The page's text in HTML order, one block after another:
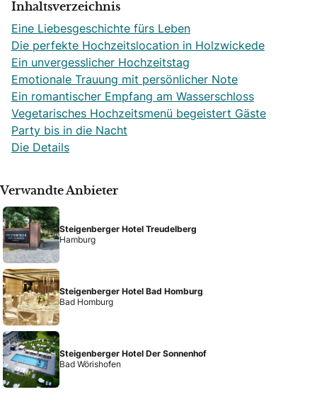
Inhaltsverzeichnis
Eine Liebesgeschichte fürs Leben
Die perfekte Hochzeitslocation in Holzwickede
Ein unvergesslicher Hochzeitstag
Emotionale Trauung mit persönlicher Note
Ein romantischer Empfang am Wasserschloss
Vegetarisches Hochzeitsmenü begeistert Gäste
Party bis in die Nacht
Die Details
Verwandte Anbieter
Steigenberger Hotel Treudelberg
Hamburg
Steigenberger Hotel Bad Homburg
Bad Homburg
Steigenberger Hotel Der Sonnenhof
Bad Wörishofen